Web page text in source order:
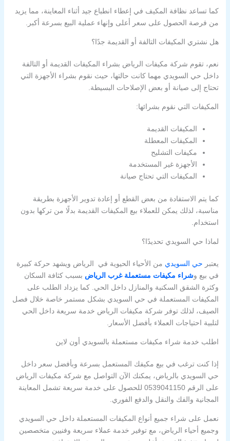
كما تساعد نظافة المكيف في إعطاء انطباع جيد أثناء المعاينة، مما يزيد
من فرصة الحصول على سعر أعلى وإنهاء عملية البيع بسرعة أكبر.
هل نشتري المكيفات التالفة أو القديمة جدًا؟
نعم، تقوم شركة مكيفات الرياض بشراء المكيفات القديمة أو التالفة
داخل حي السويدي مهما كانت حالتها، حيث نقوم بشراء الأجهزة التي
تحتاج إلى صيانة أو بعض الإصلاحات البسيطة.
المكيفات التي نقوم بشرائها:
المكيفات القديمة
المكيفات المعطلة
مكيفات التشليح
الأجهزة غير المستخدمة
المكيفات التي تحتاج صيانة
كما يتم الاستفادة من بعض القطع أو إعادة تدوير الأجهزة بطريقة
مناسبة، لذلك يمكن للعملاء بيع المكيفات القديمة بدلًا من تركها بدون
استخدام.
لماذا حي السويدي تحديدًا؟
يعتبر حي السويدي من الأحياء الحيوية في الرياض ويشهد حركة كبيرة
في بيع وشراء مكيفات مستعملة غرب الرياض بسبب كثافة السكان
وكثرة الشقق السكنية والمنازل داخل الحي. كما يزداد الطلب على
المكيفات المستعملة في حي السويدي بشكل مستمر خاصة خلال فصل
الصيف، لذلك توفر شركة مكيفات الرياض خدمة سريعة داخل الحي
لتلبية احتياجات العملاء بأفضل الأسعار.
اطلب خدمة شراء مكيفات مستعملة بالسويدي أون لاين
إذا كنت ترغب في بيع مكيفك المستعمل بسرعة وبأفضل سعر داخل
حي السويدي بالرياض، يمكنك الآن التواصل مع شركة مكيفات الرياض
على الرقم 0539041150 للحصول على خدمة سريعة تشمل المعاينة
المجانية والفك والنقل والدفع الفوري.
نعمل على شراء جميع أنواع المكيفات المستعملة داخل حي السويدي
وجميع أحياء الرياض، مع توفير خدمة عملاء سريعة وفنيين متخصصين